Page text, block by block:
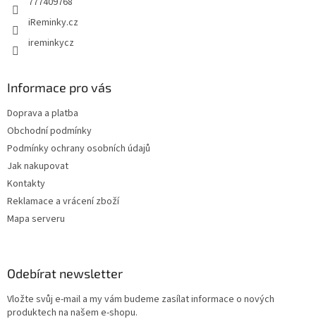
iReminky.cz
ireminkycz
Informace pro vás
Doprava a platba
Obchodní podmínky
Podmínky ochrany osobních údajů
Jak nakupovat
Kontakty
Reklamace a vrácení zboží
Mapa serveru
Odebírat newsletter
Vložte svůj e-mail a my vám budeme zasílat informace o nových
produktech na našem e-shopu.